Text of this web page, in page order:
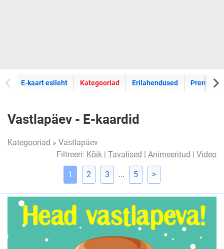
E-kaart esileht E-kaartide
Kategooriad Erilahendused Premium
Vastlapäev - E-kaardid
Kategooriad » Vastlapäev
Filtreeri: Kõik | Tavalised | Animeeritud | Video
1 2 3 ... 5 >